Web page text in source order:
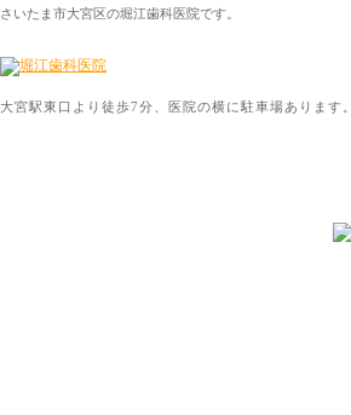
さいたま市大宮区の堀江歯科医院です。
大宮駅東口より徒歩7分、医院の横に駐車場あります。